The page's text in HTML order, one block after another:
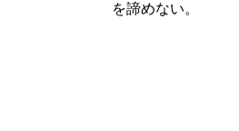
を諦めない。